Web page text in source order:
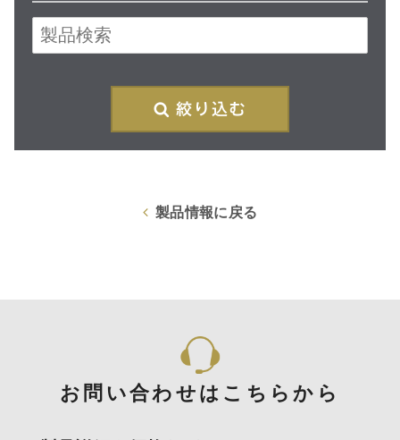
製品情報に戻る
お問い合わせはこちらから